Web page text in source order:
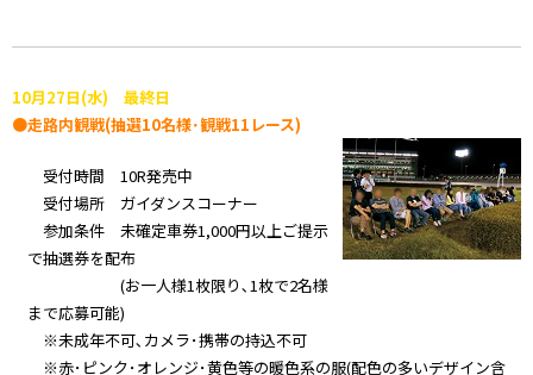
10月27日(水) 最終日
●走路内観戦(抽選10名様･観戦11レース)
受付時間 10R発売中
受付場所 ガイダンスコーナー
参加条件 未確定車券1,000円以上ご提示
で抽選券を配布
(お一人様1枚限り､1枚で2名様
まで応募可能)
※未成年不可､カメラ･携帯の持込不可
※赤･ピンク･オレンジ･黄色等の暖色系の服(配色の多いデザイン含